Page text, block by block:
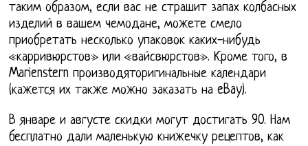
таким образом, если вас не страшит запах колбасных
изделий в вашем чемодане, можете смело
приобретать несколько упаковок каких-нибудь
«карривюрстов» или «вайсвюрстов». Кроме того, в
Marienstern производяторигинальные календари
(кажется их также можно заказать на eBay).
В январе и августе скидки могут достигать 90. Нам
бесплатно дали маленькую книжечку рецептов, как